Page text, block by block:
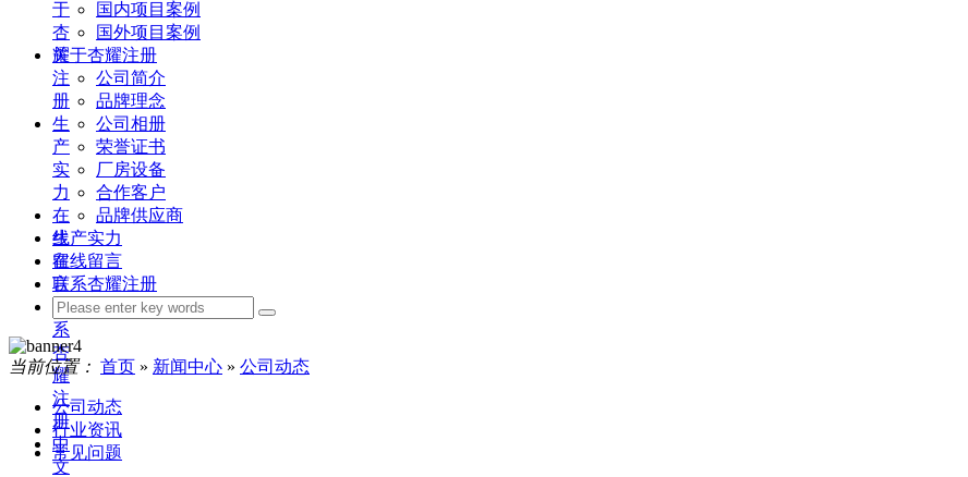
于
杏
耀
注
册
生
产
实
力
在
线
留
言
联
系
杏
耀
注
册
中
文
国内项目案例
国外项目案例
关于杏耀注册
公司简介
品牌理念
公司相册
荣誉证书
厂房设备
合作客户
品牌供应商
生产实力
在线留言
联系杏耀注册
当前位置： 首页 » 新闻中心 » 公司动态
公司动态
行业资讯
常见问题